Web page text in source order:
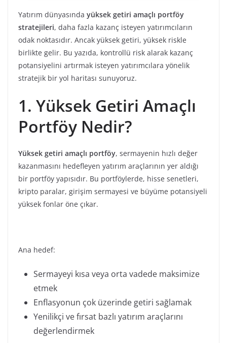
Yatırım dünyasında yüksek getiri amaçlı portföy
stratejileri, daha fazla kazanç isteyen yatırımcıların
odak noktasıdır. Ancak yüksek getiri, yüksek riskle
birlikte gelir. Bu yazıda, kontrollü risk alarak kazanç
potansiyelini artırmak isteyen yatırımcılara yönelik
stratejik bir yol haritası sunuyoruz.
1. Yüksek Getiri Amaçlı
Portföy Nedir?
Yüksek getiri amaçlı portföy, sermayenin hızlı değer
kazanmasını hedefleyen yatırım araçlarının yer aldığı
bir portföy yapısıdır. Bu portföylerde, hisse senetleri,
kripto paralar, girişim sermayesi ve büyüme potansiyeli
yüksek fonlar öne çıkar.
Ana hedef:
Sermayeyi kısa veya orta vadede maksimize
etmek
Enflasyonun çok üzerinde getiri sağlamak
Yenilikçi ve fırsat bazlı yatırım araçlarını
değerlendirmek